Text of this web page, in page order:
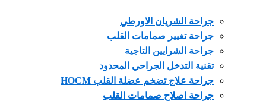
جراحة الشريان الاورطي
جراحة تغيير صمامات القلب
جراحة الشرايين التاجية
تقنية التدخل الجراحي المحدود
جراحة علاج تضخم عضلة القلب HOCM
جراحة اصلاح صمامات القلب